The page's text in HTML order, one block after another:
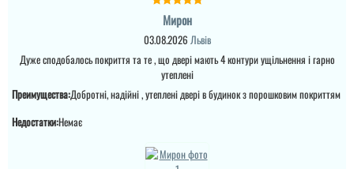
3-4 дні і двері вже були
так акуратно все
зробили, що в середині
відкосів. Фото нище
Мирон
03.08.2026 Львів
Дуже сподобалось покриття та те , що двері мають 4 контури ущільнення і гарно
утеплені
Преимущества:Добротні, надійні , утеплені двері в будинок з порошковим покриттям
Недостатки:Немає